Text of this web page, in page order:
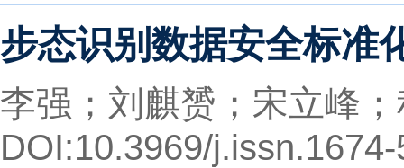
步态识别数据安全标准
李强；刘麒赟；宋立峰
DOI:10.3969/